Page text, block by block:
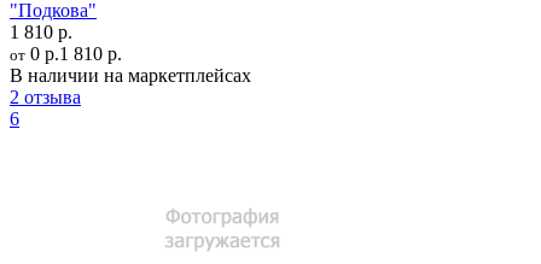
"Подкова"
1 810 р.
от 0 р.1 810 р.
В наличии на маркетплейсах
2 отзыва
6